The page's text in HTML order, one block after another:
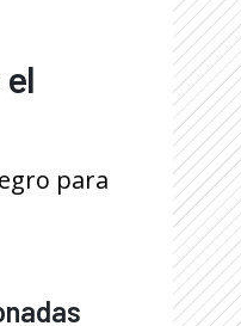
para